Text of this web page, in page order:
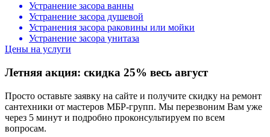
Устранение засора ванны
Устранение засора душевой
Устранения засора раковины или мойки
Устранение засора унитаза
Цены на услуги
Летняя акция: скидка 25% весь август
Просто оставьте заявку на сайте и получите скидку на ремонт
сантехники от мастеров МБР-групп. Мы перезвоним Вам уже
через 5 минут и подробно проконсультируем по всем
вопросам.